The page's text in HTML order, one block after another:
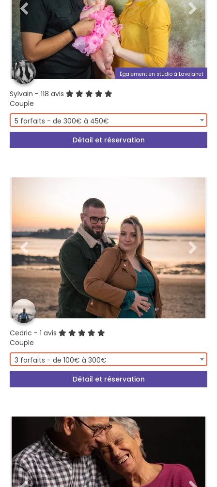
Également en studio à Lavelanet
Sylvain - 118 avis
Couple
5 forfaits - de 300€ à 450€
Détail et réservation
Cedric - 1 avis
Couple
3 forfaits - de 100€ à 300€
Détail et réservation